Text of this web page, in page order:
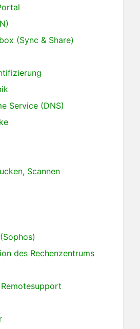
(Sync & Share)
Service (DNS)
Scannen
des Rechenzentrums